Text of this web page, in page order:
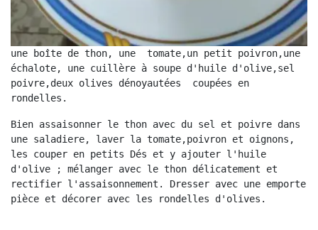
une boîte de thon, une  tomate,un petit poivron,une
échalote, une cuillère à soupe d'huile d'olive,sel
poivre,deux olives dénoyautées  coupées en
rondelles.
Bien assaisonner le thon avec du sel et poivre dans
une saladiere, laver la tomate,poivron et oignons,
les couper en petits Dés et y ajouter l'huile
d'olive ; mélanger avec le thon délicatement et
rectifier l'assaisonnement. Dresser avec une emporte
pièce et décorer avec les rondelles d'olives.